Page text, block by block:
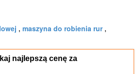
, maszyna do robienia rur,
najlepszą cenę za